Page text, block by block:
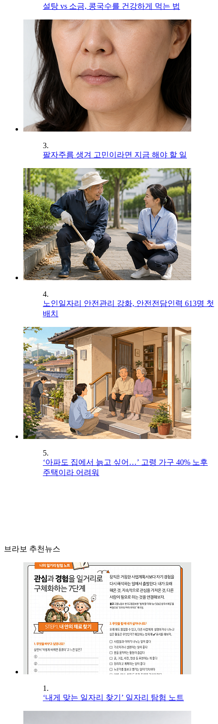
설탕 vs 소금, 콩국수를 건강하게 먹는 법
3.
팔자주름 생겨 고민이라면 지금 해야 할 일
4.
노인일자리 안전관리 강화, 안전전담인력 613명 첫
배치
5.
‘아파도 집에서 늙고 싶어…’ 고령 가구 40% 노후
주택이라 어려워
브라보 추천뉴스
1.
‘내게 맞는 일자리 찾기’ 일자리 탐험 노트